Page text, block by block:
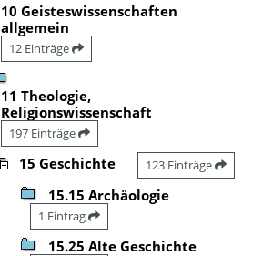
10 Geisteswissenschaften
allgemein
12 Einträge
11 Theologie,
Religionswissenschaft
197 Einträge
15 Geschichte 123 Einträge
15.15 Archäologie
1 Eintrag
15.25 Alte Geschichte